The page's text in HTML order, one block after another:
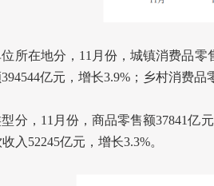
在地分， 11 月份，城镇消费品零
394544亿元，增长3.9% ；乡村消费品
分， 11 月份，商品零售额37841亿
收入 52245亿元，增长3.3%。